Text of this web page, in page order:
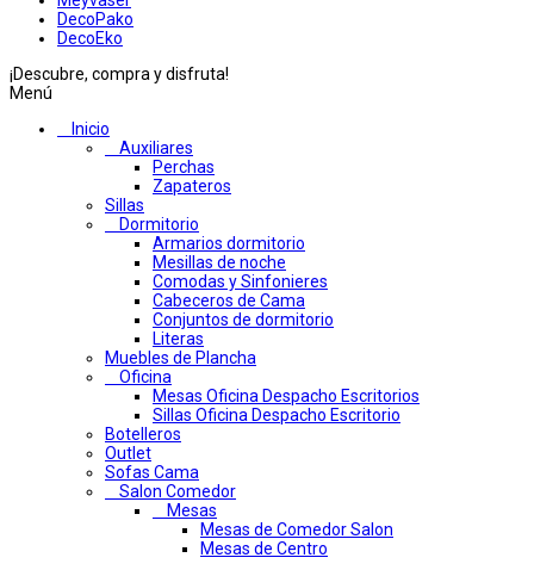
DecoPako
DecoEko
¡Descubre, compra y disfruta!
Menú
Inicio
Auxiliares
Perchas
Zapateros
Sillas
Dormitorio
Armarios dormitorio
Mesillas de noche
Comodas y Sinfonieres
Cabeceros de Cama
Conjuntos de dormitorio
Literas
Muebles de Plancha
Oficina
Mesas Oficina Despacho Escritorios
Sillas Oficina Despacho Escritorio
Botelleros
Outlet
Sofas Cama
Salon Comedor
Mesas
Mesas de Comedor Salon
Mesas de Centro